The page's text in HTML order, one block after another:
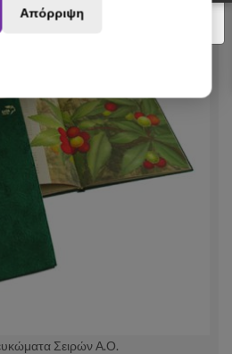
Ευχαριστούμε για την
Σειρών Α.Ο.
Απόρριψη